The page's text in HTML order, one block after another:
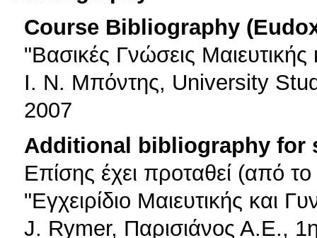
Course Bibliography
"Βασικές Γνώσεις Μαιευτικής
Ι. Ν. Μπόντης, University
2007
Additional bibliography for
Επίσης έχει προταθεί (από
"Εγχειρίδιο Μαιευτικής και
J. Rymer, Παρισιάνος Α.Ε.,